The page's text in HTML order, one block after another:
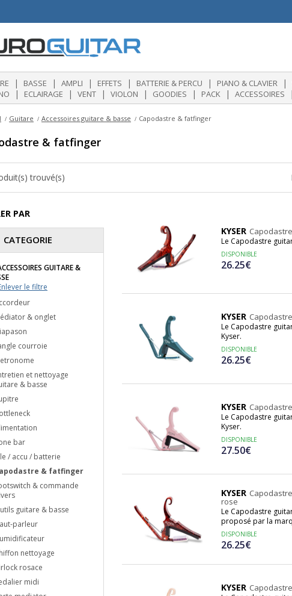
| BASSE | AMPLI | EFFETS | BATTERIE & PERCU | PIANO & CLAVIER |
| ECLAIRAGE | VENT | VIOLON | GOODIES | PACK | ACCESSOIRES |
Guitare Accessoires guitare & basse Capodastre & fatfinger
& fatfinger
trouvé(s)
PAR
CATEGORIE
GUITARE &
le filtre
& onglet
courroie
et nettoyage
& basse
bar
/ accu / batterie
& fatfinger
& commande
guitare & basse
parleur
nettoyage
rosace
midi
KYSER
Le Capodastre
DISPONIBLE
26.25€
KYSER
Le Capodastre
Kyser.
DISPONIBLE
26.25€
KYSER
Le Capodastre
Kyser.
DISPONIBLE
27.50€
KYSER
rose
Le Capodastre
proposé par la
DISPONIBLE
26.25€
KYSER